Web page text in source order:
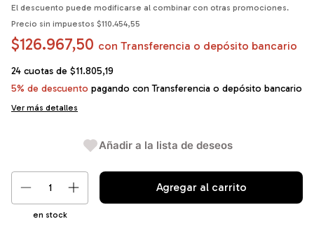
El descuento puede modificarse al combinar con otras promociones.
Precio sin impuestos $110.454,55
$126.967,50 con Transferencia o depósito bancario
24 cuotas de $11.805,19
5% de descuento pagando con Transferencia o depósito bancario
Ver más detalles
Añadir a la lista de deseos
en stock